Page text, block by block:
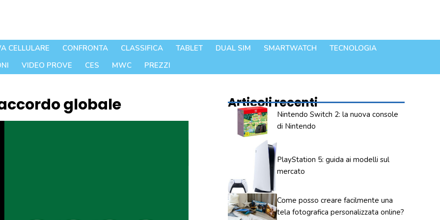
CELLULARE CONFRONTA CLASSIFICA TABLET DUAL SIM SMARTWATCH
TECNOLOGIA
VIDEO PROVE CES MWC PREZZI
globale Articoli recenti
Nintendo Switch 2: la nuova console
di Nintendo
PlayStation 5: guida ai modelli sul
mercato
Come posso creare facilmente una
tela fotografica personalizzata online?